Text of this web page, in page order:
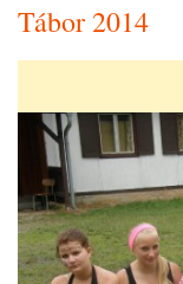
Tábor 2014